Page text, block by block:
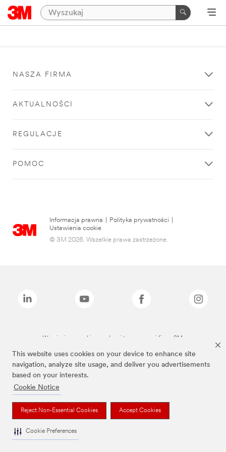
This website uses cookies on your device to enhance site
navigation, analyze site usage, and deliver you advertisements
based on your interests.
Cookie Notice
Reject Non-Essential Cookies Accept Cookies
Cookie Preferences
NASZA FIRMA
AKTUALNOŚCI
REGULACJE
POMOC
Informacja prawna Polityka prywatności
Ustawienia cookie
© 3M 2026. Wszelkie prawa zastrzeżone.
Wymienione marki są znakami towarowymi firmy 3M.